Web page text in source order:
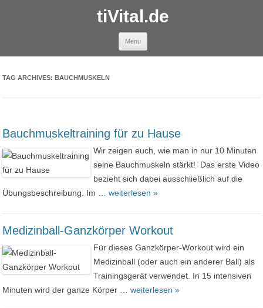
tiVital.de
Menu
TAG ARCHIVES:BAUCHMUSKELN
Bauchmuskeltraining für zu Hause
Wir zeigen euch, wie man in nur 10 Minuten
seine Bauchmuskeln stärkt! Das erste Video
bezieht sich dabei ausschließlich auf die
Übungsbeschreibung. Im
… weiterlesen »
Medizinball-Ganzkörper Workout
Für dieses Ganzkörper-Workout wird ein
Medizinball (oder auch ein anderer Ball) als
Trainingsgerät verwendet. In 15 intensiven
Minuten wird der ganze Körper
… weiterlesen »